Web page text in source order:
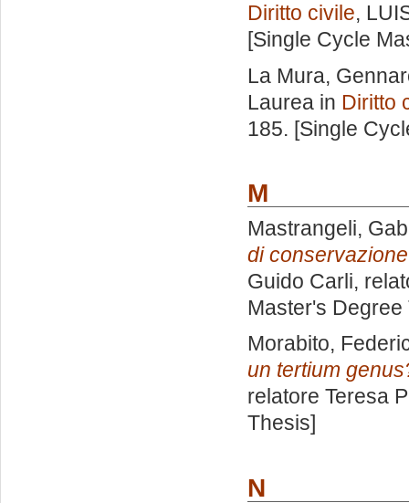
Diritto civile,
[Single Cycle
La Mura,
Laurea in Diritto
185. [Single
M
Mastrangeli,
di
Guido Carli,
Master's Degree
Morabito,
un tertium
relatore Teresa
Thesis]
N